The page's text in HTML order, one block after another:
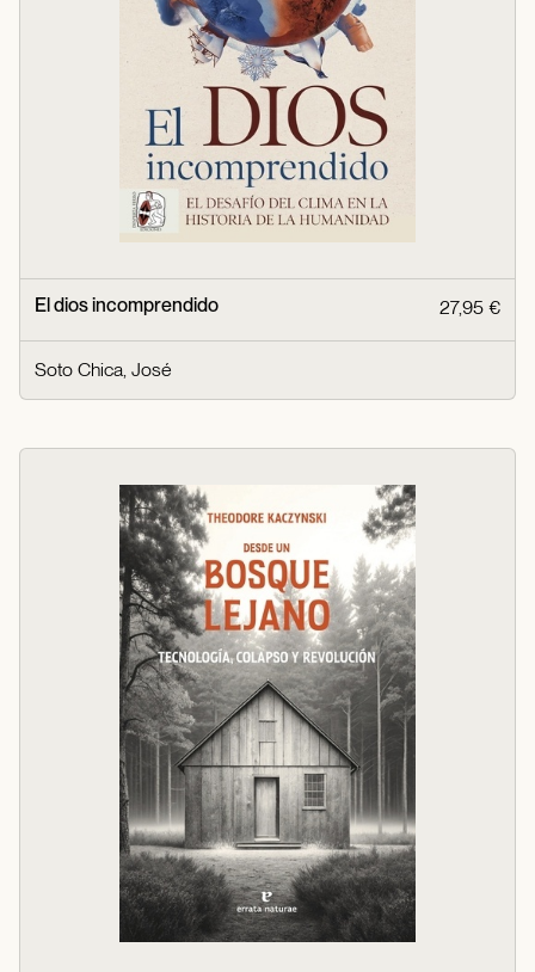
El dios incomprendido 27,95 €
Soto Chica, José